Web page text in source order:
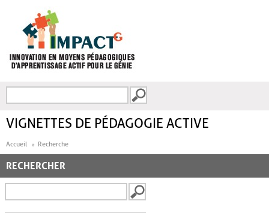
FORMULAIRE DE
VIGNETTES DE PÉDAGOGIE ACTIVE
Accueil Recherche
RECHERCHER